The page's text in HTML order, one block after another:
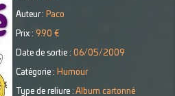
Auteur : Paco
Prix : 9.90 €
Date de sortie : 06/05/2009
Catégorie : Humour
Type de reliure : Album cartonné